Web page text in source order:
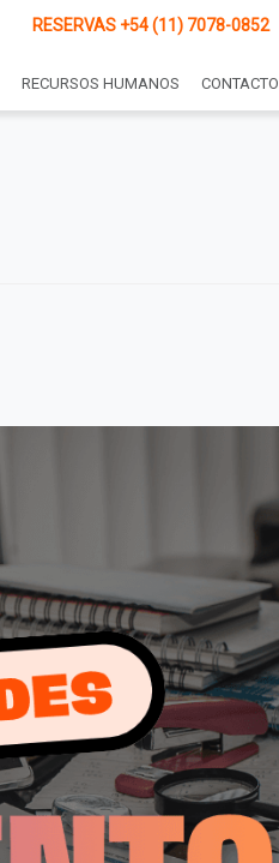
RESERVAS +54 (11) 7078-0852
RECURSOS HUMANOS CONTACTO